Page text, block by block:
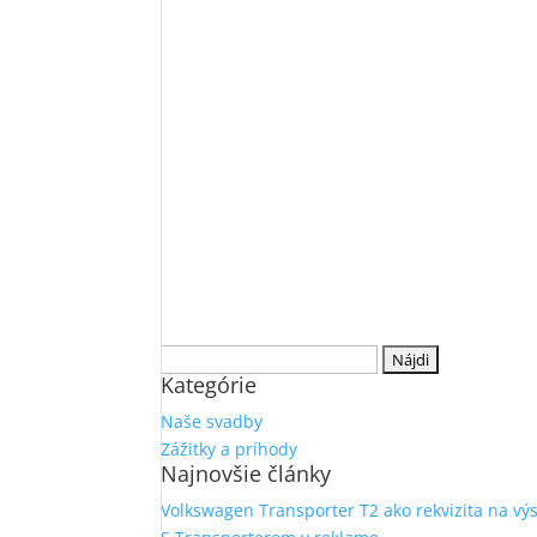
Kategórie
Naše svadby
Zážitky a príhody
Najnovšie články
Volkswagen Transporter T2 ako rekvizita na